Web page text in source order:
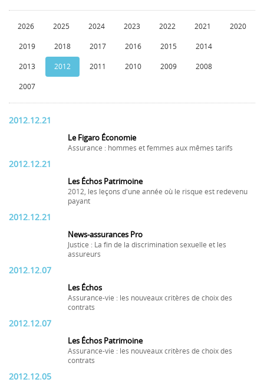
2026 2025 2024 2023 2022 2021 2020
2019 2018 2017 2016 2015 2014
2013 2012 2011 2010 2009 2008
2007
2012.12.21
Le Figaro Économie
Assurance : hommes et femmes aux mêmes tarifs
2012.12.21
Les Échos Patrimoine
2012, les leçons d'une année où le risque est redevenu
payant
2012.12.21
News-assurances Pro
Justice : La fin de la discrimination sexuelle et les
assureurs
2012.12.07
Les Échos
Assurance-vie : les nouveaux critères de choix des
contrats
2012.12.07
Les Échos Patrimoine
Assurance-vie : les nouveaux critères de choix des
contrats
2012.12.05